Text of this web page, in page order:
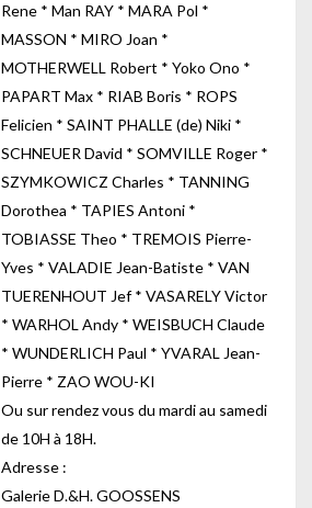
Rene * Man RAY * MARA Pol *
MASSON * MIRO Joan *
MOTHERWELL Robert * Yoko Ono *
PAPART Max * RIAB Boris * ROPS
Felicien * SAINT PHALLE (de) Niki *
SCHNEUER David * SOMVILLE Roger *
SZYMKOWICZ Charles * TANNING
Dorothea * TAPIES Antoni *
TOBIASSE Theo * TREMOIS Pierre-
Yves * VALADIE Jean-Batiste * VAN
TUERENHOUT Jef * VASARELY Victor
* WARHOL Andy * WEISBUCH Claude
* WUNDERLICH Paul * YVARAL Jean-
Pierre * ZAO WOU-KI
Ou sur rendez vous du mardi au samedi
de 10H à 18H.
Adresse :
Galerie D.&H. GOOSSENS